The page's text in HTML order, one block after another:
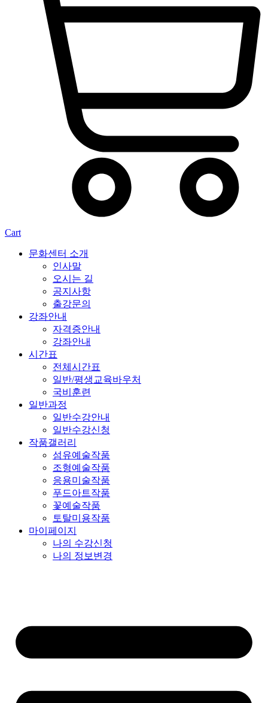
Cart
문화센터 소개
인사말
오시는 길
공지사항
출강문의
강좌안내
자격증안내
강좌안내
시간표
전체시간표
일반/평생교육바우처
국비훈련
일반과정
일반수강안내
일반수강신청
작품갤러리
섬유예술작품
조형예술작품
응용미술작품
푸드아트작품
꽃예술작품
토탈미용작품
마이페이지
나의 수강신청
나의 정보변경